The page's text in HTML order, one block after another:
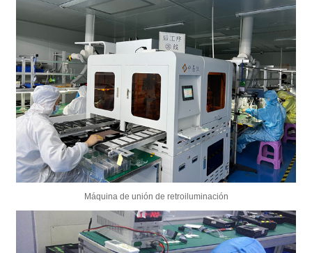
Máquina de unión de retroiluminación